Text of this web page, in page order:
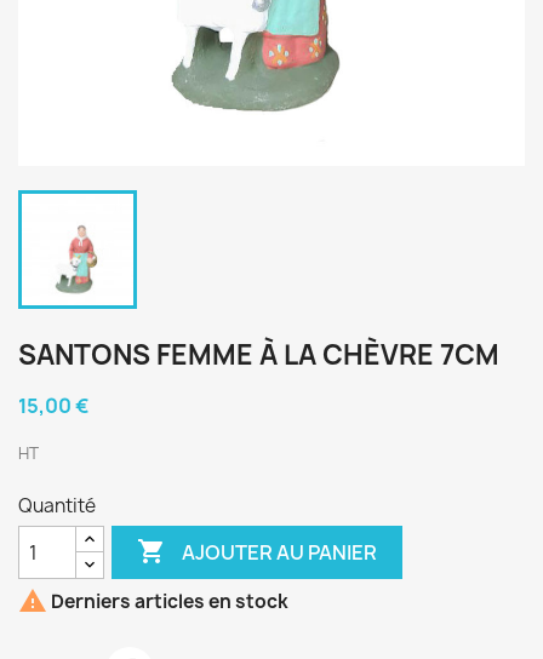
SANTONS FEMME À LA CHÈVRE 7CM
15,00 €
HT
Quantité
 AJOUTER AU PANIER
 Derniers articles en stock